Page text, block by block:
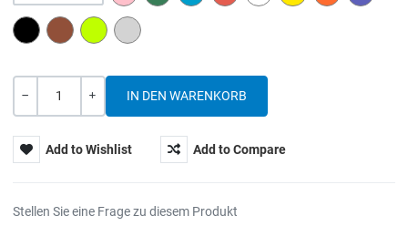
BLACK BROWN LIME GREY
Add to Wishlist Add to Compare
Stellen Sie eine Frage zu diesem Produkt